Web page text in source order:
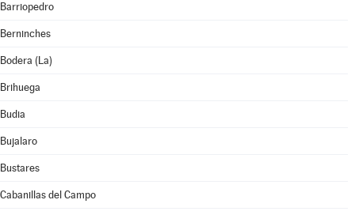
Barriopedro
Berninches
Bodera (La)
Brihuega
Budia
Bujalaro
Bustares
Cabanillas del Campo